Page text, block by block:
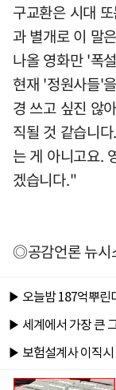
구교환은 시대
과 별개로 이 말
나올 영화만 '폭
현재 '정원사들'
경 쓰고 싶진 않
직될 것 같습니
는 게 아니고요.
겠습니다."
◎공감언론 뉴시